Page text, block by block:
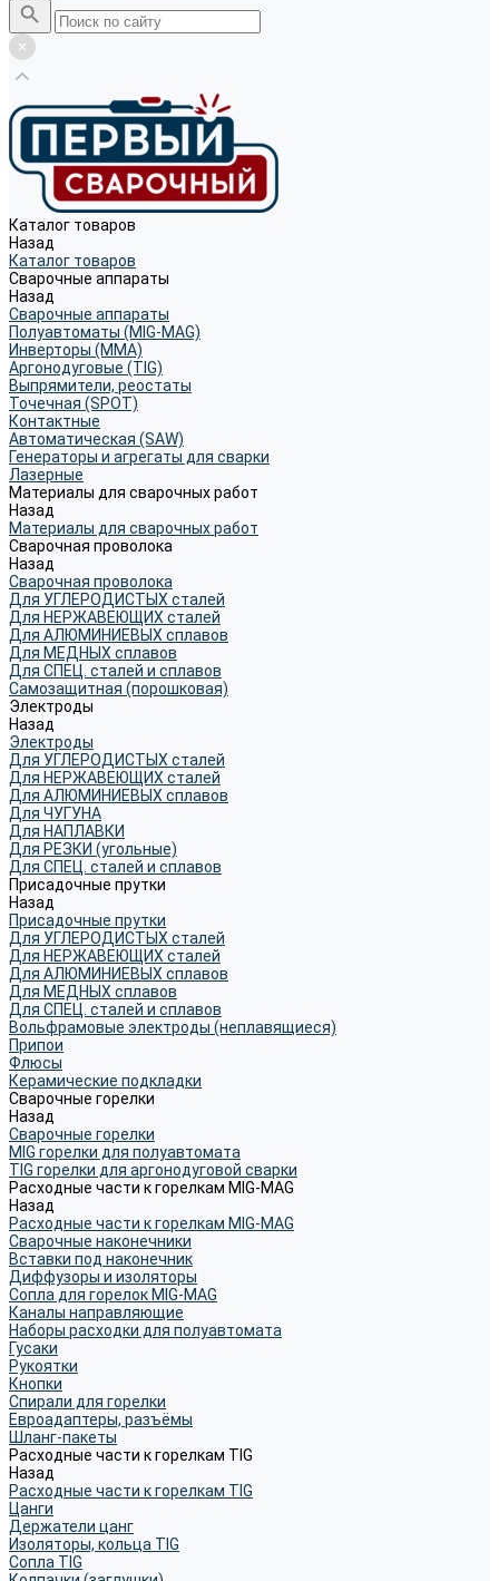
Каталог товаров
Назад
Каталог товаров
Сварочные аппараты
Назад
Сварочные аппараты
Полуавтоматы (MIG-MAG)
Инверторы (MMA)
Аргонодуговые (TIG)
Выпрямители, реостаты
Точечная (SPOT)
Контактные
Автоматическая (SAW)
Генераторы и агрегаты для сварки
Лазерные
Материалы для сварочных работ
Назад
Материалы для сварочных работ
Сварочная проволока
Назад
Сварочная проволока
Для УГЛЕРОДИСТЫХ сталей
Для НЕРЖАВЕЮЩИХ сталей
Для АЛЮМИНИЕВЫХ сплавов
Для МЕДНЫХ сплавов
Для СПЕЦ. сталей и сплавов
Самозащитная (порошковая)
Электроды
Назад
Электроды
Для УГЛЕРОДИСТЫХ сталей
Для НЕРЖАВЕЮЩИХ сталей
Для АЛЮМИНИЕВЫХ сплавов
Для ЧУГУНА
Для НАПЛАВКИ
Для РЕЗКИ (угольные)
Для СПЕЦ. сталей и сплавов
Присадочные прутки
Назад
Присадочные прутки
Для УГЛЕРОДИСТЫХ сталей
Для НЕРЖАВЕЮЩИХ сталей
Для АЛЮМИНИЕВЫХ сплавов
Для МЕДНЫХ сплавов
Для СПЕЦ. сталей и сплавов
Вольфрамовые электроды (неплавящиеся)
Припои
Флюсы
Керамические подкладки
Сварочные горелки
Назад
Сварочные горелки
MIG горелки для полуавтомата
TIG горелки для аргонодуговой сварки
Расходные части к горелкам MIG-MAG
Назад
Расходные части к горелкам MIG-MAG
Сварочные наконечники
Вставки под наконечник
Диффузоры и изоляторы
Сопла для горелок MIG-MAG
Каналы направляющие
Наборы расходки для полуавтомата
Гусаки
Рукоятки
Кнопки
Спирали для горелки
Евроадаптеры, разъёмы
Шланг-пакеты
Расходные части к горелкам TIG
Назад
Расходные части к горелкам TIG
Цанги
Держатели цанг
Изоляторы, кольца TIG
Сопла TIG